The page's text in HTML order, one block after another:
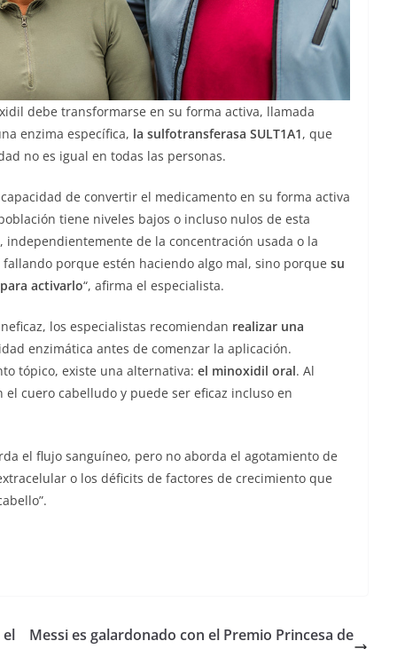
debe transformarse en su forma activa, llamada
enzima específica, la sulfotransferasa SULT1A1, que
no es igual en todas las personas.
de convertir el medicamento en su forma activa
tiene niveles bajos o incluso nulos de esta
de la concentración usada o la
porque estén haciendo algo mal, sino porque su
activarlo“, afirma el especialista.
los especialistas recomiendan realizar una
enzimática antes de comenzar la aplicación.
tópico, existe una alternativa: el minoxidil oral. Al
cuero cabelludo y puede ser eficaz incluso en
el flujo sanguíneo, pero no aborda el agotamiento de
o los déficits de factores de crecimiento que
el
Messi es galardonado con el Premio Princesa de